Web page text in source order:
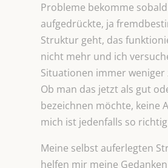
Probleme bekomme
aufgedrückte, ja
Struktur geht, das
nicht mehr und ich
Situationen immer weniger
Ob man das jetzt als gut
bezeichnen möchte, keine
mich ist jedenfalls so
Meine selbst auferlegten
helfen mir meine